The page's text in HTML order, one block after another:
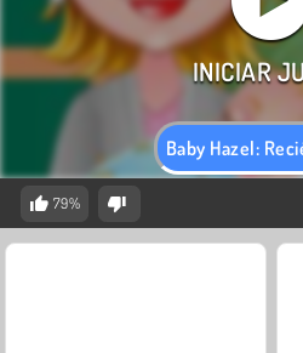
Baby Hazel:
79%